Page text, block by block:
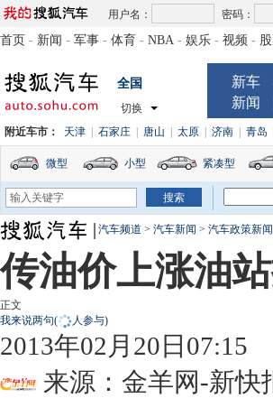
用户名： 密码：
首页 - 新闻 - 军事 - 体育 - NBA - 娱乐 - 视频 -
全国
切换
新车
新闻
附近车市： 天津 石家庄 唐山 太原 济南 青岛
微型 小型 紧凑型
汽车频道 > 汽车新闻 > 汽车政策新闻
传油价上涨油
正文
我来说两句( 人参与)
2013年02月20日07:15
来源： 金羊网-新快